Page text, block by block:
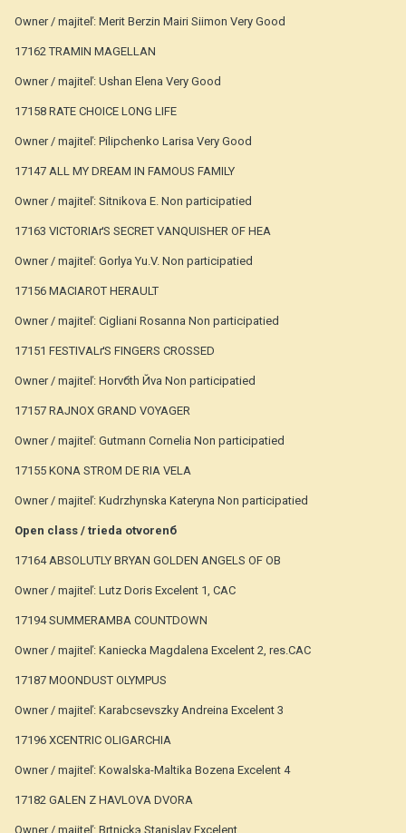
Owner / majiteľ: Merit Berzin Mairi Siimon Very Good
17162 TRAMIN MAGELLAN
Owner / majiteľ: Ushan Elena Very Good
17158 RATE CHOICE LONG LIFE
Owner / majiteľ: Pilipchenko Larisa Very Good
17147 ALL MY DREAM IN FAMOUS FAMILY
Owner / majiteľ: Sitnikova E. Non participatied
17163 VICTORIAґS SECRET VANQUISHER OF HEA
Owner / majiteľ: Gorlya Yu.V. Non participatied
17156 MACIAROT HERAULT
Owner / majiteľ: Cigliani Rosanna Non participatied
17151 FESTIVALґS FINGERS CROSSED
Owner / majiteľ: Horvбth Йva Non participatied
17157 RAJNOX GRAND VOYAGER
Owner / majiteľ: Gutmann Cornelia Non participatied
17155 KONA STROM DE RIA VELA
Owner / majiteľ: Kudrzhynska Kateryna Non participatied
Open class / trieda otvorenб
17164 ABSOLUTLY BRYAN GOLDEN ANGELS OF OB
Owner / majiteľ: Lutz Doris Excelent 1, CAC
17194 SUMMERAMBA COUNTDOWN
Owner / majiteľ: Kaniecka Magdalena Excelent 2, res.CAC
17187 MOONDUST OLYMPUS
Owner / majiteľ: Karabcsevszky Andreina Excelent 3
17196 XCENTRIC OLIGARCHIA
Owner / majiteľ: Kowalska-Maltika Bozena Excelent 4
17182 GALEN Z HAVLOVA DVORA
Owner / majiteľ: Brtnickэ Stanislav Excelent